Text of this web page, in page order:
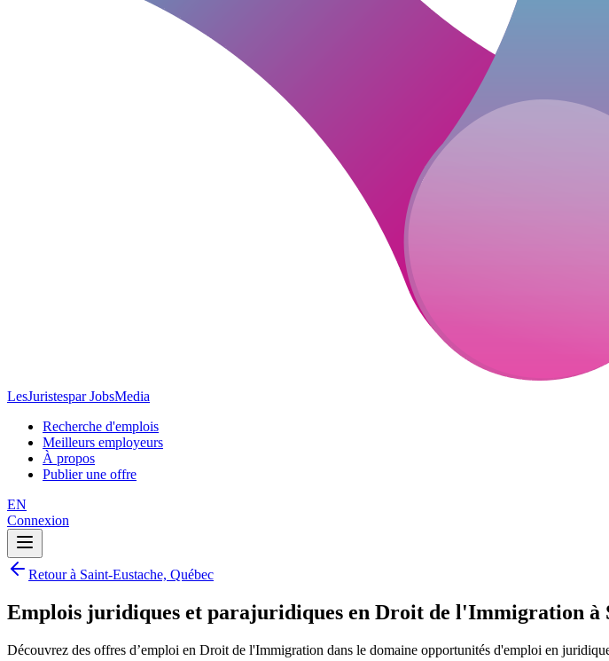
LesJuristespar JobsMedia
Recherche d'emplois
Meilleurs employeurs
À propos
Publier une offre
EN
Connexion
Retour à Saint-Eustache, Québec
Emplois juridiques et parajuridiques en Droit de l'Immigration à
Découvrez des offres d’emploi en Droit de l'Immigration dans le domaine opportunités d'emploi en